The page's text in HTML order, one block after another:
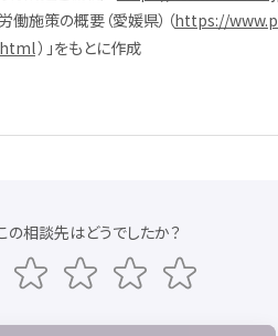
労働施策の概要 （愛媛県）（https://
）」をもとに作成
の相談先はどうでしたか？